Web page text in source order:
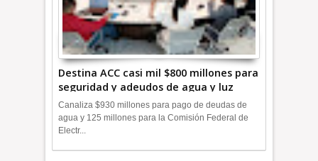
Destina ACC casi mil $800 millones para
seguridad y adeudos de agua y luz
+Video
Canaliza $930 millones para pago de deudas de
agua y 125 millones para la Comisión Federal de
Electr...